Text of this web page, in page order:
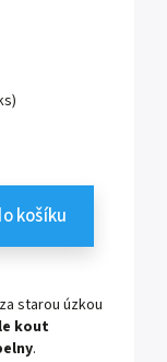
košíku
starou úzkou
kout
.